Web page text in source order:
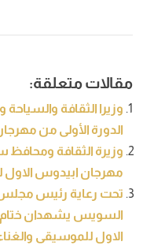
مقالات متعلقة:
وزيرا الثقافة
الدورة الأولى من
وزيرة الثقافة
مهرجان ابيدوس الاول
تحت رعاية رئيس مجلس
السويس يشهدان
الاول للموسيقى